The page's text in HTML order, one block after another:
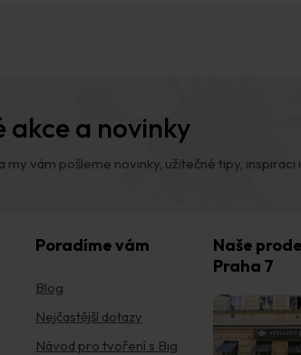
akce a novinky
my vám pošleme novinky, užitečné tipy, inspiraci
Poradíme vám
Blog
Nejčastější dotazy
Návod pro tvoření s Big
Naše
Praha 7